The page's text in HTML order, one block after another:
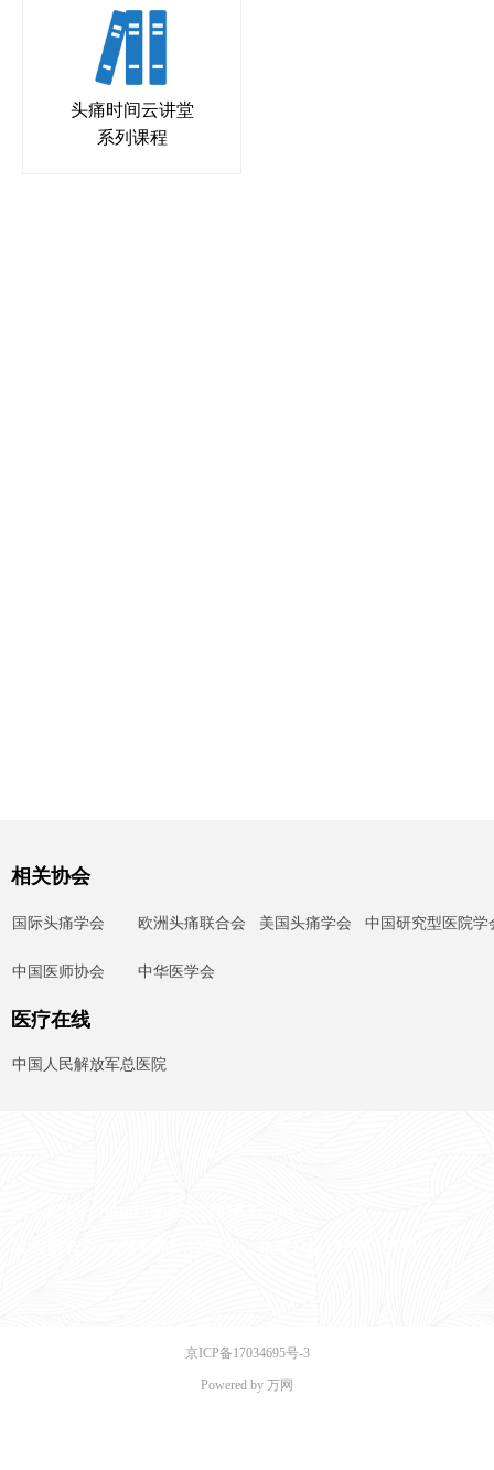
头痛时间云讲堂
系列课程
国际头痛学会
相关协会
欧洲头痛联合会 美国头痛学会 中国研究型医院学
中国医师协会 中华医学会
中国人民解放军总医院
医疗在线
京ICP备17034695号-3
Powered by 万网